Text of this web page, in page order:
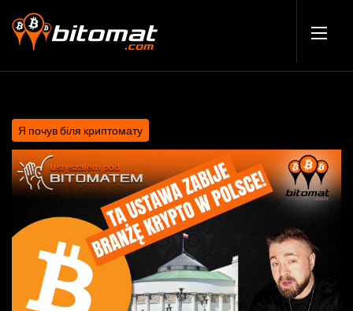
Я почув біля криптомату